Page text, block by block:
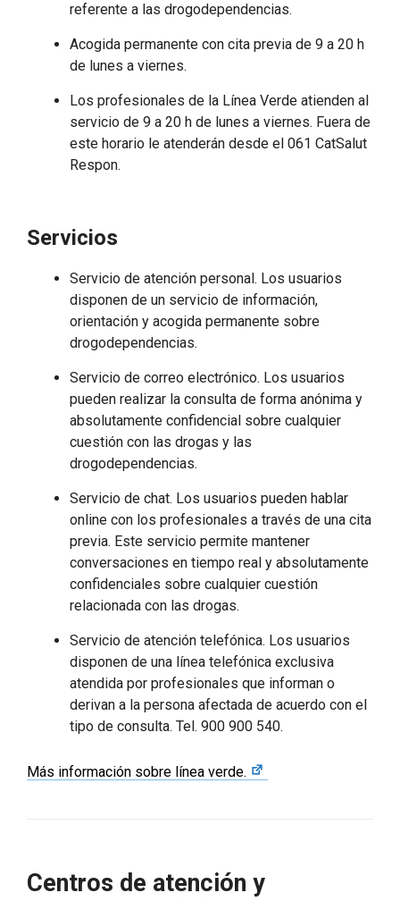
referente a las drogodependencias.
Acogida permanente con cita previa de 9 a 20 h
de lunes a viernes.
Los profesionales de la Línea Verde atienden al
servicio de 9 a 20 h de lunes a viernes. Fuera de
este horario le atenderán desde el 061 CatSalut
Respon.
Servicios
Servicio de atención personal. Los usuarios
disponen de un servicio de información,
orientación y acogida permanente sobre
drogodependencias.
Servicio de correo electrónico. Los usuarios
pueden realizar la consulta de forma anónima y
absolutamente confidencial sobre cualquier
cuestión con las drogas y las
drogodependencias.
Servicio de chat. Los usuarios pueden hablar
online con los profesionales a través de una cita
previa. Este servicio permite mantener
conversaciones en tiempo real y absolutamente
confidenciales sobre cualquier cuestión
relacionada con las drogas.
Servicio de atención telefónica. Los usuarios
disponen de una línea telefónica exclusiva
atendida por profesionales que informan o
derivan a la persona afectada de acuerdo con el
tipo de consulta. Tel. 900 900 540.
Más información sobre línea verde.
Centros de atención y